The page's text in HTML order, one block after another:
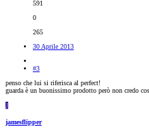
591
0
265
30 Aprile 2013
#3
penso che lui si riferisca al perfect!
guarda è un buonissimo prodotto però non credo
J
jamesflipper